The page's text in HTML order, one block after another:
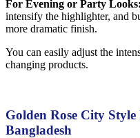
For Evening or Party Looks:
intensify the highlighter, and
more dramatic finish.
You can easily adjust the
changing products.
Golden Rose City
Bangladesh